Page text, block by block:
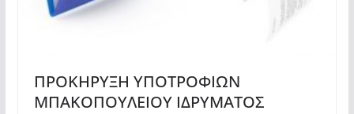
ΠΡΟΚΗΡΥΞΗ ΥΠΟΤΡΟΦΙΩΝ
ΜΠΑΚΟΠΟΥΛΕΙΟΥ ΙΔΡΥΜΑΤΟΣ